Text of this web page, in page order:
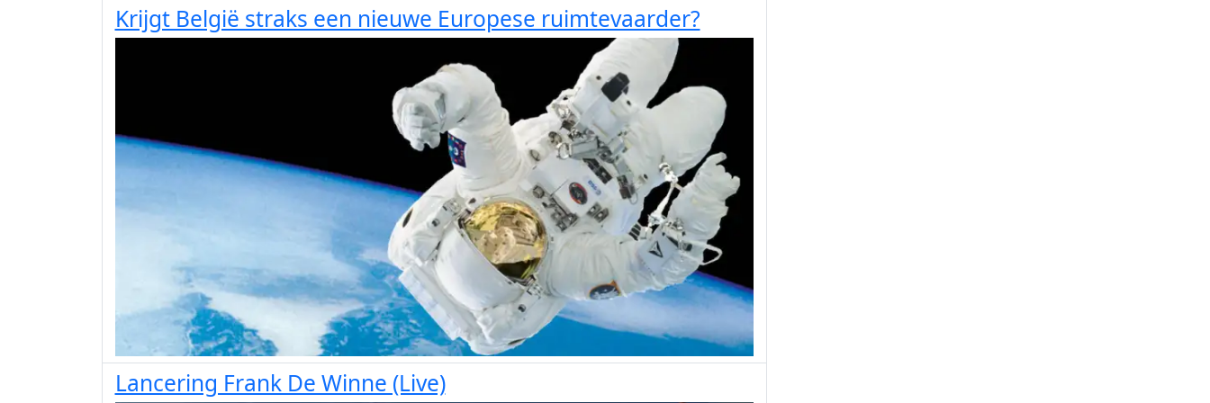
Krijgt België straks een nieuwe Europese ruimtevaarder?
Lancering Frank De Winne (Live)